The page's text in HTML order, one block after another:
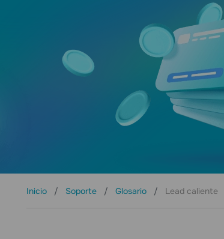
Inicio Soporte Glosario Lead caliente